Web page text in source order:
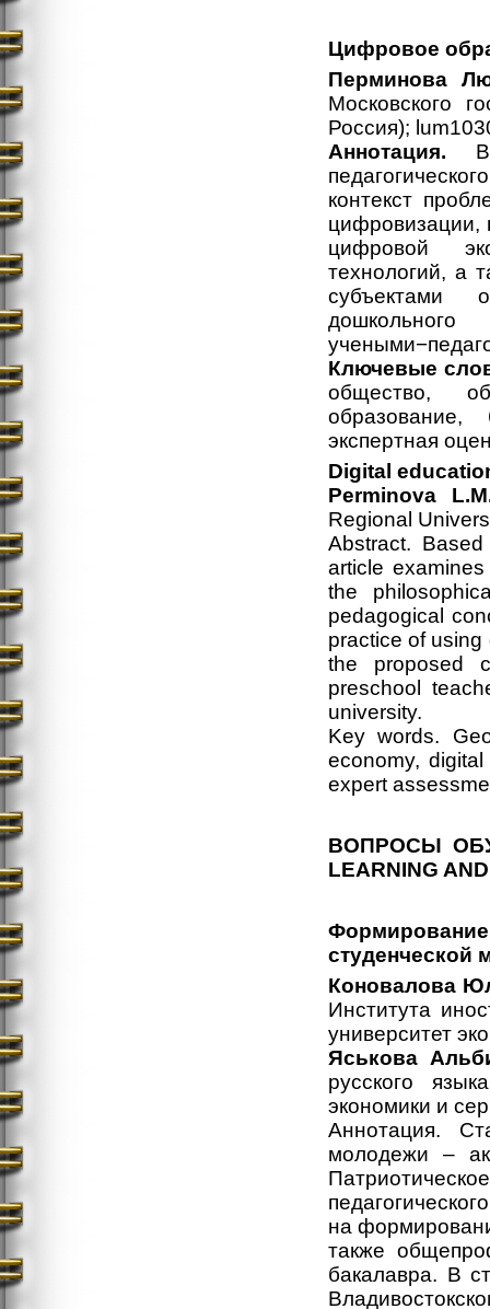
Цифровое
Перминова
Московского
Россия);
Аннотация. В
контекст
цифровизации,
цифровой
технологий, а
субъектами
Ключевые
общество,
образование,
экспертная
Digital
Perminova
Regional
Abstract.
article
the
pedagogical
practice of
the proposed
preschool
university.
Key words.
economy,
expert
ВОПРОСЫ
LEARNING
студенческой
Коновалова
Института
университет
Яськова
русского
экономики и
Аннотация.
молодежи –
на
также
бакалавра. В